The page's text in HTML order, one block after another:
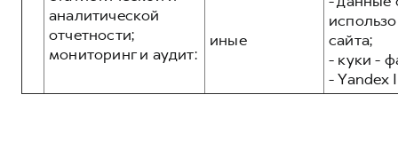
аналитической
отчетности;
мониторинг и аудит:
иные
сайта;
- куки -
- Yandex